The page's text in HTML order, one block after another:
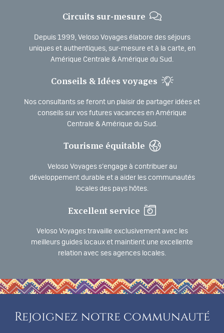
Circuits sur-mesure
Depuis 1999, Veloso Voyages élabore des séjours
uniques et authentiques, sur-mesure et à la carte, en
Amérique Centrale & Amérique du Sud.
Conseils & Idées voyages
Nos consultants se feront un plaisir de partager idées et
conseils sur vos futures vacances en Amérique
Centrale & Amérique du Sud.
Tourisme équitable
Veloso Voyages s’engage à contribuer au
développement durable et a aider les communautés
locales des pays hôtes.
Excellent service
Veloso Voyages travaille exclusivement avec les
meilleurs guides locaux et maintient une excellente
relation avec ses agences locales.
Rejoignez notre communauté